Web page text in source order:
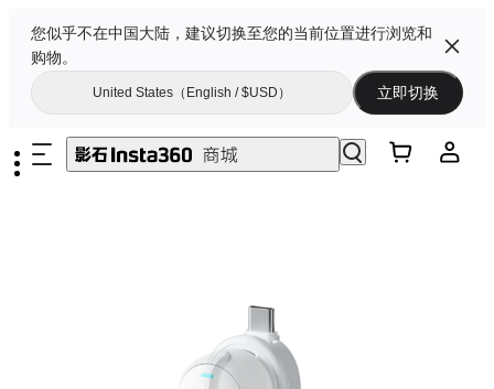
您似乎不在中国大陆，建议切换至您的当前位置进行浏览和
购物。
United States（English / $USD） 立即切换